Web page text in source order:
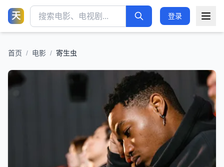
天 登录
首页 / 电影 / 寄生虫